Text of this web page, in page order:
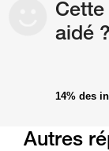
aidé ?
14% des
Autres